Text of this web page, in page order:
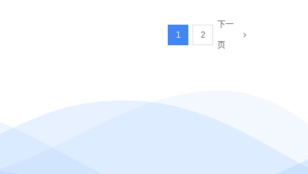
1 2
下一
页